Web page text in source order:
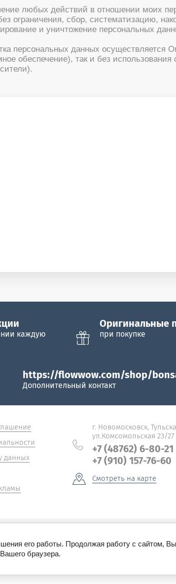
любых действий в отношении моих
ограничения, сбор, систематизацию,
и уничтожение персональных
персональных данных осуществляется
обеспечение), так и без
каждую
Оригинальные
при покупке
https://flowwow.com/shop/
Дополнительный контакт
данных
г. Новомосковск,
ул.Комсомольская 23/27
+7 (48762) 6-80-21
+7 (910) 157-76-60
Смотреть на карте
его работы. Продолжая работу с сайтом,
браузера.